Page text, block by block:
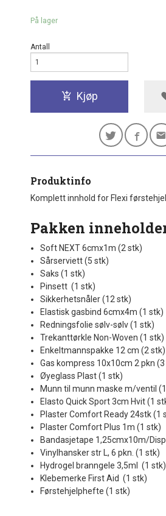
På lager
Antall
Kjøp
Produktinfo
Komplett innhold for Flexi
Pakken
Soft NEXT 6cmx1m (2 stk)
Sårserviett (5 stk)
Saks (1 stk)
Pinsett (1 stk)
Sikkerhetsnåler (12 stk)
Elastisk gasbind 6cmx4m (1 stk)
Redningsfolie sølv-sølv (1 stk)
Trekanttørkle Non-Woven (1 stk)
Enkeltmannspakke 12 cm (2 stk)
Gas kompress 10x10cm 2 pkn
Øyeglass Plast (1 stk)
Munn til munn maske m/ventil
Elasto Quick Sport 3cm Hvit (1
Plaster Comfort Ready 24stk (1
Plaster Comfort Plus 1m (1 stk)
Bandasjetape 1,25cmx10m/
Vinylhansker str L, 6 pkn. (1 stk)
Hydrogel branngele 3,5ml (1 stk)
Klebemerke First Aid (1 stk)
Førstehjelphefte (1 stk)